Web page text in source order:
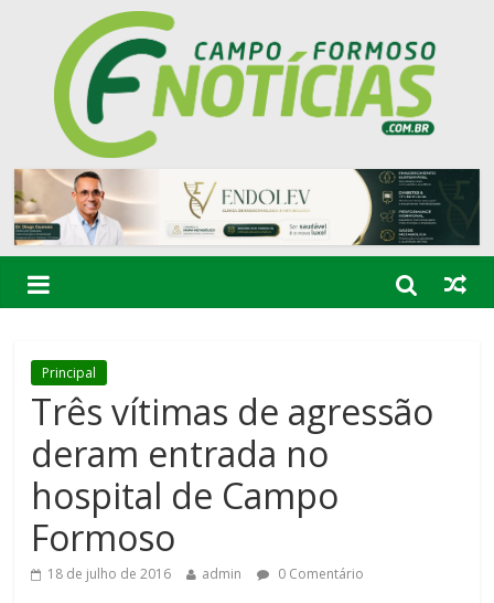
Principal
Três vítimas de agressão
deram entrada no
hospital de Campo
Formoso
18 de julho de 2016 admin 0 Comentário